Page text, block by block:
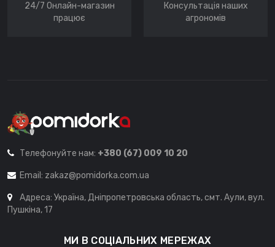
24/7 Онлайн-магазин
працює
Консультація наших
агрономів
Телефонуйте нам: +380 (67) 009 10 20
Email: zakaz@pomidorka.com.ua
Адреса: Україна, Дніпропетровська область, смт. Аули, вул.
Пушкіна, 17
МИ В СОЦІАЛЬНИХ МЕРЕЖАХ